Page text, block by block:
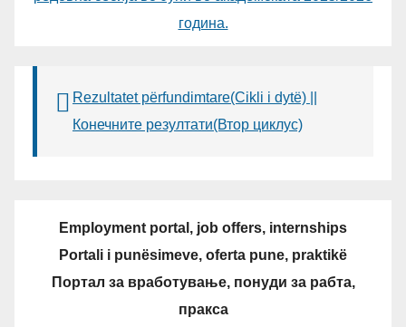
година.
Rezultatet përfundimtare(Cikli i dytë) ||
Конечните резултати(Втор циклус)
Employment portal, job offers, internships
Portali i punësimeve, oferta pune, praktikë
Портал за вработување, понуди за рабта,
пракса